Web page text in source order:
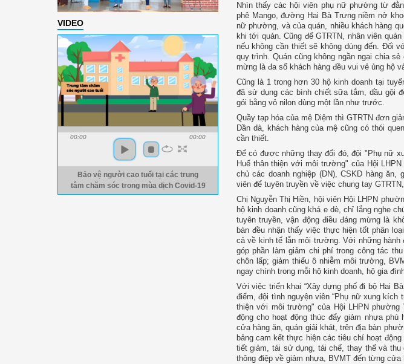
VIDEO
00:00 00:00
Bảo vệ người cao tuổi tại các trung
tâm chăm sóc trong mùa dịch Covid-19
Nhìn thấy các hội viên phụ nữ phường từ
phê Mango, đường Hai Bà Trưng niềm nở
nữ phường, và của quán, nhiều khách hàng
khi tới quán. Cũng để GTRTN, nhân viên
nếu không cần thiết sẽ không dùng đến. Đối
quy trình. Quán cũng không ngần ngại chia
mừng là đa số khách hàng đều vui vẻ ủng hộ
Cũng là 1 trong hơn 30 hộ kinh doanh tại
đã sử dụng các bình chiết sữa tắm, dầu gội
gói bằng vỏ nilon dùng một lần như trước.
Quầy tạp hóa của mệ Diệm thì GTRTN đơn
Dần dà, khách hàng của mệ cũng có thói
cần thiết.
Để có được những thay đổi đó, đội "Phụ nữ
Huế thân thiện với môi trường" của Hội
chủ các doanh nghiệp (DN), CSKD hàng
viên để tuyên truyền về việc chung tay
Chị Nguyễn Thị Hiền, hội viên Hội LHPN
hộ kinh doanh cũng khá e dè, chỉ lắng nghe
tuyên truyền, vận động điều đáng mừng là
bàn đều nhận thấy việc thực hiện tốt phân
cả về kinh tế lẫn môi trường. Với những
góp phần làm giảm chi phí trong công tác
chôn lấp; giảm thiểu ô nhiễm môi trường,
ngay chính trong mỗi hộ kinh doanh, hộ gia
Với việc triển khai “Xây dựng phố đi bộ Hai
điểm, đội tình nguyện viên “Phụ nữ xung kích
thiện với môi trường" của Hội LHPN
động cho hoạt động thúc đẩy giảm nhựa
cửa hàng ăn, quán giải khát, trên địa bàn
bảng cam kết thực hiện các tiêu chí hoạt
tiết giảm, tái sử dụng, tái chế, thay thế và
thông điệp về giảm nhựa, BVMT đến từng cửa